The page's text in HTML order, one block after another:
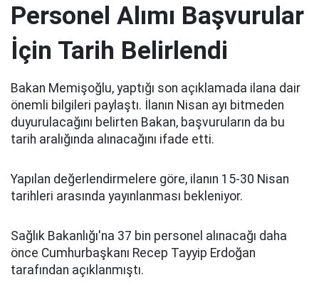
Personel Alımı Başvurular
İçin Tarih Belirlendi
Bakan Memişoğlu, yaptığı son açıklamada ilana dair
önemli bilgileri paylaştı. İlanın Nisan ayı bitmeden
duyurulacağını belirten Bakan, başvuruların da bu
tarih aralığında alınacağını ifade etti.
Yapılan değerlendirmelere göre, ilanın 15-30 Nisan
tarihleri arasında yayınlanması bekleniyor.
Sağlık Bakanlığı'na 37 bin personel alınacağı daha
önce Cumhurbaşkanı Recep Tayyip Erdoğan
tarafından açıklanmıştı.